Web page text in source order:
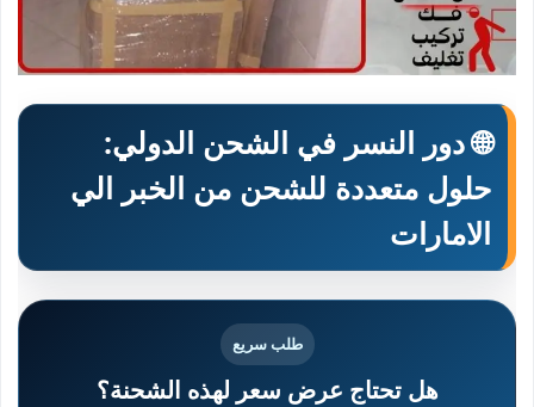
🌐 دور النسر في الشحن الدولي:
حلول متعددة للشحن من الخبر الي
الامارات
طلب سريع
هل تحتاج عرض سعر لهذه الشحنة؟